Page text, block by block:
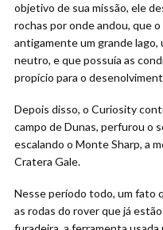
objetivo de sua missão, ele
rochas por onde andou, que
antigamente um grande lago,
neutro, e que possuía as
propício para o
Depois disso, o Curiosity
campo de Dunas, perfurou o
escalando o Monte Sharp, a
Cratera Gale.
Nesse período todo, um fato
as rodas do rover que já